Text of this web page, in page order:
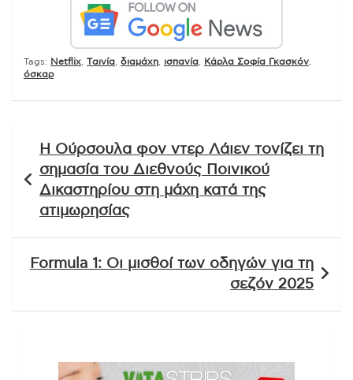
Tags: Netflix Tαινία διαμάχη ισπανία Κάρλα Σοφία Γκασκόν
όσκαρ
άρθρων
Η Ούρσουλα φον ντερ Λάιεν τονίζει τη
σημασία του Διεθνούς Ποινικού
Δικαστηρίου στη μάχη κατά της
ατιμωρησίας
Formula 1: Οι μισθοί των οδηγών για τη
σεζόν 2025